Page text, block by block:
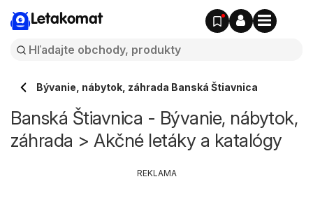
Letakomat
Bývanie, nábytok, záhrada Banská Štiavnica
Banská Štiavnica - Bývanie, nábytok,
záhrada > Akčné letáky a katalógy
REKLAMA